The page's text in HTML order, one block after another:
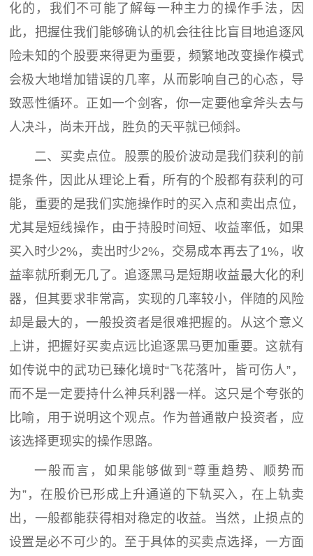
化的，我们不可能了解每一种主力的操作手法，因
此，把握住我们能够确认的机会往往比盲目地追逐风
险未知的个股要来得更为重要，频繁地改变操作模式
会极大地增加错误的几率，从而影响自己的心态，导
致恶性循环。正如一个剑客，你一定要他拿斧头去与
人决斗，尚未开战，胜负的天平就已倾斜。
二、买卖点位。股票的股价波动是我们获利的前
提条件，因此从理论上看，所有的个股都有获利的可
能，重要的是我们实施操作时的买入点和卖出点位，
尤其是短线操作，由于持股时间短、收益率低，如果
买入时少2%，卖出时少2%，交易成本再去了1%，收
益率就所剩无几了。追逐黑马是短期收益最大化的利
器，但其要求非常高，实现的几率较小，伴随的风险
却是最大的，一般投资者是很难把握的。从这个意义
上讲，把握好买卖点远比追逐黑马更加重要。这就有
如传说中的武功已臻化境时“飞花落叶，皆可伤人”，
而不是一定要持什么神兵利器一样。这只是个夸张的
比喻，用于说明这个观点。作为普通散户投资者，应
该选择更现实的操作思路。
一般而言，如果能够做到“尊重趋势、顺势而
为”，在股价已形成上升通道的下轨买入，在上轨卖
出，一般都能获得相对稳定的收益。当然，止损点的
设置是必不可少的。至于具体的买卖点选择，一方面